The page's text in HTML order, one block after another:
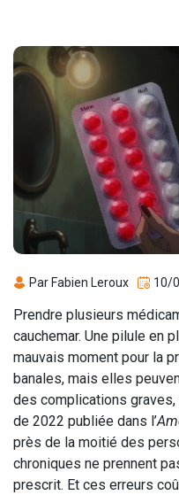
Par Fabien Leroux 10/
Prendre plusieurs
cauchemar. Une pilule en
mauvais moment pour la
banales, mais elles
des complications graves,
de 2022 publiée dans l’
près de la moitié des
chroniques ne prennent
prescrit. Et ces erreurs